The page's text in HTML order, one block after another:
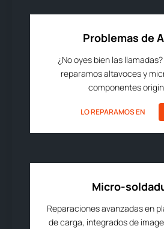
Problemas de
¿No oyes bien las
reparamos altavoces y
componentes
LO REPARAMOS EN
Micro-
Reparaciones avanzadas en
de carga, integrados de